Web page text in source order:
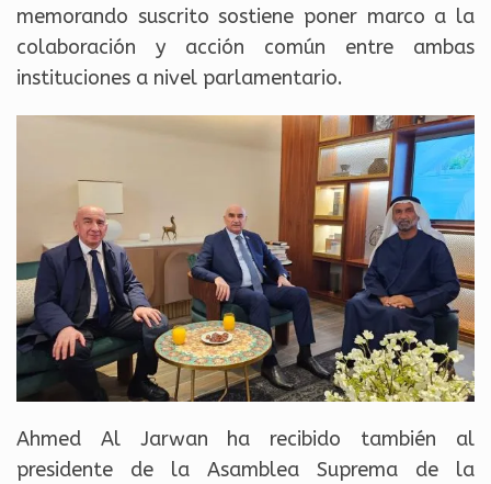
memorando suscrito sostiene poner marco a la
colaboración y acción común entre ambas
instituciones a nivel parlamentario.
Ahmed Al Jarwan ha recibido también al
presidente de la Asamblea Suprema de la